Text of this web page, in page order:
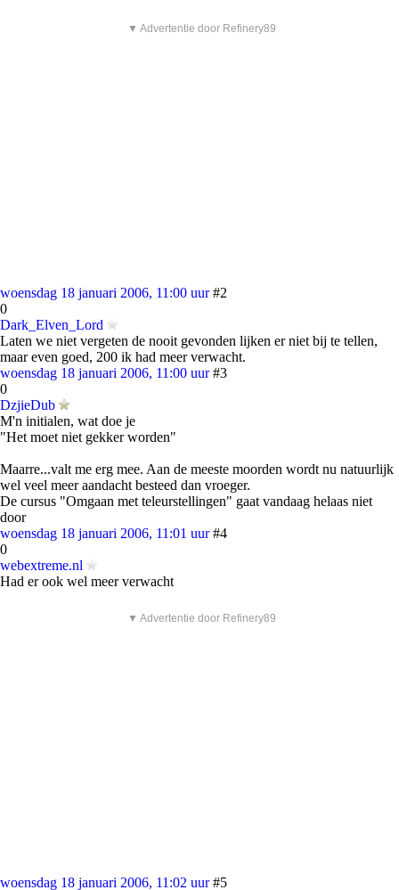
▼ Advertentie door Refinery89
woensdag 18 januari 2006, 11:00 uur #2
0
Dark_Elven_Lord
Laten we niet vergeten de nooit gevonden lijken er niet bij te tellen,
maar even goed, 200 ik had meer verwacht.
woensdag 18 januari 2006, 11:00 uur #3
0
DzjieDub
M'n initialen, wat doe je
"Het moet niet gekker worden"
Maarre...valt me erg mee. Aan de meeste moorden wordt nu natuurlijk
wel veel meer aandacht besteed dan vroeger.
De cursus "Omgaan met teleurstellingen" gaat vandaag helaas niet
door
woensdag 18 januari 2006, 11:01 uur #4
0
webextreme.nl
Had er ook wel meer verwacht
▼ Advertentie door Refinery89
woensdag 18 januari 2006, 11:02 uur #5